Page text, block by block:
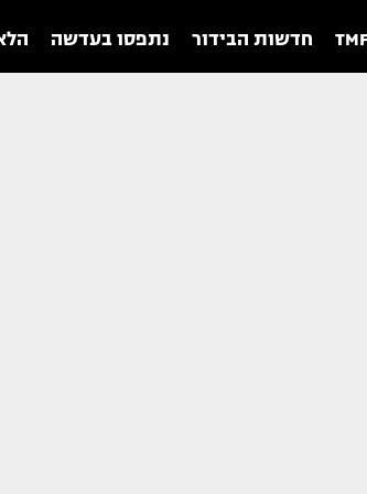
חדשות הבידור נתפסו בעדשה